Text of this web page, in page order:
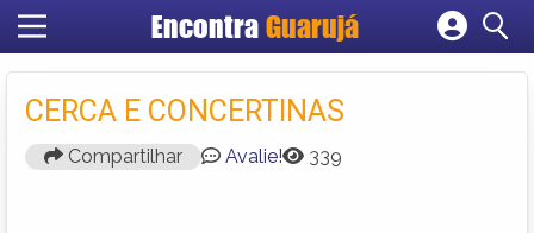
Encontra Guarujá
Cadastrar empresa
Criar conta
CERCA E CONCERTINAS
Compartilhar Avalie! 339